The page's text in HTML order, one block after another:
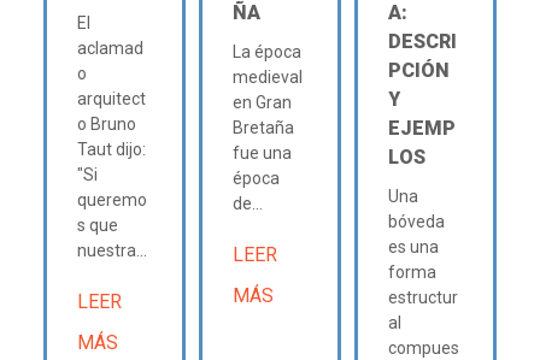
El
aclamad
o
arquitect
o Bruno
Taut dijo:
"Si
queremo
s que
nuestra...
LEER
MÁS
ÑA
La época
medieval
en Gran
Bretaña
fue una
época
de...
LEER
MÁS
A:
DESCRI
PCIÓN
Y
EJEMP
LOS
Una
bóveda
es una
forma
estructur
al
compues